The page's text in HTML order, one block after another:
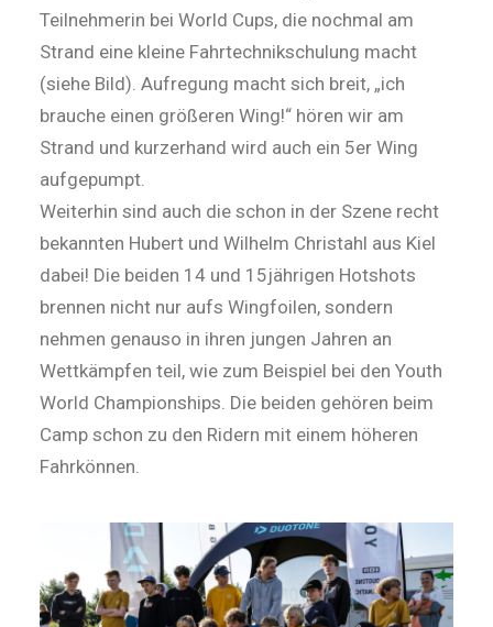
Teilnehmerin bei World Cups, die nochmal am
Strand eine kleine Fahrtechnikschulung macht
(siehe Bild). Aufregung macht sich breit, „ich
brauche einen größeren Wing!“ hören wir am
Strand und kurzerhand wird auch ein 5er Wing
aufgepumpt.
Weiterhin sind auch die schon in der Szene recht
bekannten Hubert und Wilhelm Christahl aus Kiel
dabei! Die beiden 14 und 15jährigen Hotshots
brennen nicht nur aufs Wingfoilen, sondern
nehmen genauso in ihren jungen Jahren an
Wettkämpfen teil, wie zum Beispiel bei den Youth
World Championships. Die beiden gehören beim
Camp schon zu den Ridern mit einem höheren
Fahrkönnen.